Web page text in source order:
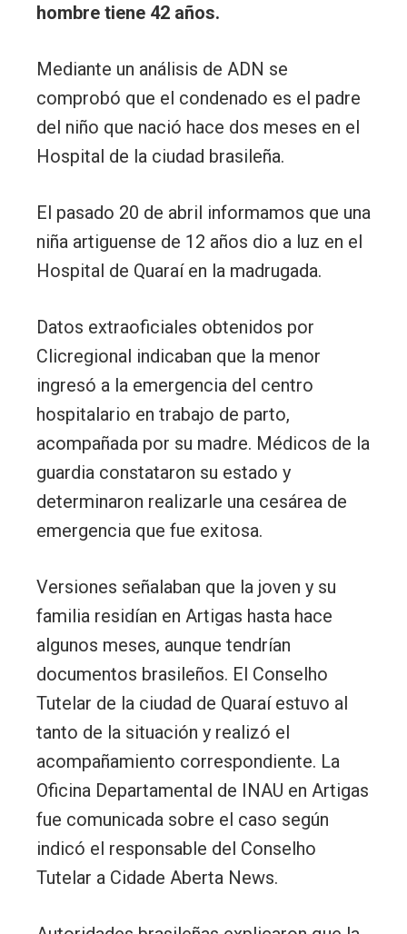
hombre tiene 42 años.
Mediante un análisis de ADN se
comprobó que el condenado es el padre
del niño que nació hace dos meses en el
Hospital de la ciudad brasileña.
El pasado 20 de abril informamos que una
niña artiguense de 12 años dio a luz en el
Hospital de Quaraí en la madrugada.
Datos extraoficiales obtenidos por
Clicregional indicaban que la menor
ingresó a la emergencia del centro
hospitalario en trabajo de parto,
acompañada por su madre. Médicos de la
guardia constataron su estado y
determinaron realizarle una cesárea de
emergencia que fue exitosa.
Versiones señalaban que la joven y su
familia residían en Artigas hasta hace
algunos meses, aunque tendrían
documentos brasileños. El Conselho
Tutelar de la ciudad de Quaraí estuvo al
tanto de la situación y realizó el
acompañamiento correspondiente. La
Oficina Departamental de INAU en Artigas
fue comunicada sobre el caso según
indicó el responsable del Conselho
Tutelar a Cidade Aberta News.